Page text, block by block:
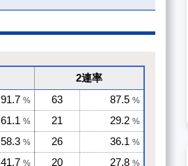
2連率
91.7 % 63 87.5 %
61.1 % 21 29.2 %
58.3 % 26 36.1 %
41.7 % 20 27.8 %